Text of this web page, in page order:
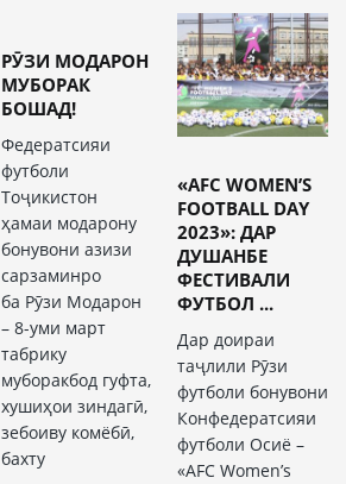
РӮЗИ МОДАРОН
МУБОРАК
БОШАД!
Федератсияи
футболи
Тоҷикистон
ҳамаи модарону
бонувони азизи
сарзаминро
ба Рӯзи Модарон
– 8-уми март
табрику
муборакбод гуфта,
хушиҳои зиндагӣ,
зебоиву комёбӣ,
бахту
«AFC WOMEN’S
FOOTBALL DAY
2023»: ДАР
ДУШАНБЕ
ФЕСТИВАЛИ
ФУТБОЛ ...
Дар доираи
таҷлили Рӯзи
футболи бонувони
Конфедератсияи
футболи Осиё –
«AFC Women’s